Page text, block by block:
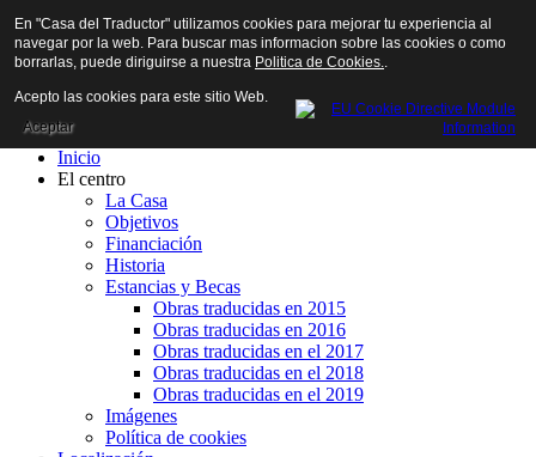
Inicio
El centro
La Casa
Objetivos
Financiación
Historia
Estancias y Becas
Obras traducidas en 2015
Obras traducidas en 2016
Obras traducidas en el 2017
Obras traducidas en el 2018
Obras traducidas en el 2019
Imágenes
Política de cookies
En "Casa del Traductor" utilizamos cookies para mejorar tu experiencia al
navegar por la web. Para buscar mas informacion sobre las cookies o como
borrarlas, puede diriguirse a nuestra Politica de Cookies..
Acepto las cookies para este sitio Web.
Aceptar